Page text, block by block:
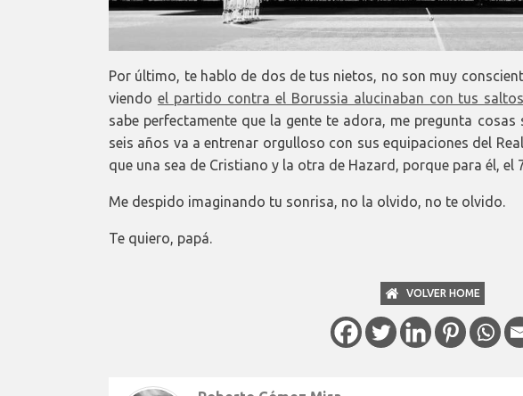
Por último, te hablo de dos de tus nietos, no son muy
viendo el partido contra el Borussia alucinaban con tus
sabe perfectamente que la gente te adora, me pregunta
seis años va a entrenar orgulloso con sus equipaciones del
que una sea de Cristiano y la otra de Hazard, porque para él, el
Me despido imaginando tu sonrisa, no la olvido, no te olvido.
Te quiero, papá.
VOLVER HOME